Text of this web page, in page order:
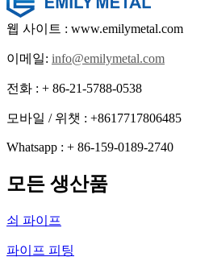
웹 사이트 : www.emilymetal.com
이메일: info@emilymetal.com
전화 : + 86-21-5788-0538
모바일 / 위챗 : +8617717806485
Whatsapp : + 86-159-0189-2740
모든 생산품
쇠 파이프
파이프 피팅